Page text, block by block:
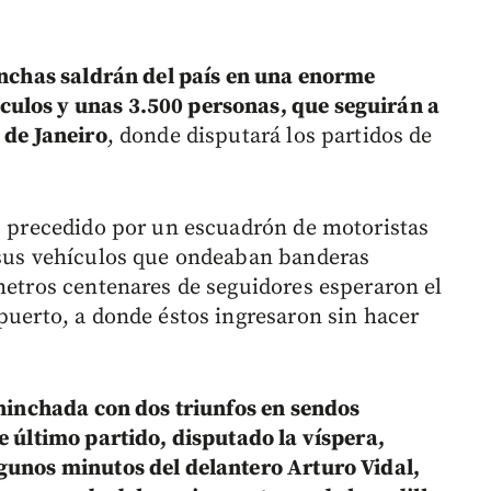
saldrán del país en una enorme
y unas 3.500 personas, que seguirán a
Janeiro, donde disputará los partidos de
por un escuadrón de motoristas
vehículos que ondeaban banderas
centenares de seguidores esperaron el
a donde éstos ingresaron sin hacer
con dos triunfos en sendos
último partido, disputado la víspera,
minutos del delantero Arturo Vidal,